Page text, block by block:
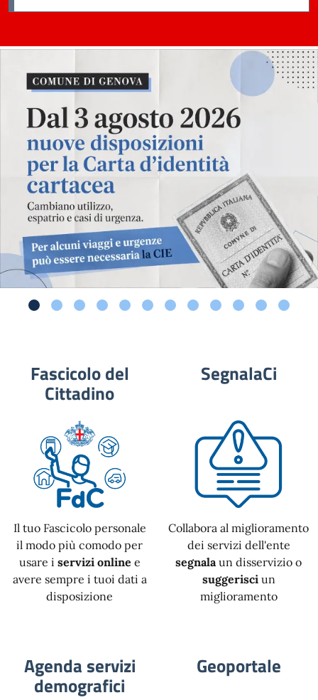
Fascicolo del
Cittadino
Il tuo Fascicolo personale
il modo più comodo per
usare i servizi online e
avere sempre i tuoi dati a
disposizione
SegnalaCi
Collabora al miglioramento
dei servizi dell'ente
segnala un disservizio o
suggerisciun
miglioramento
Agenda servizi
demografici
Geoportale